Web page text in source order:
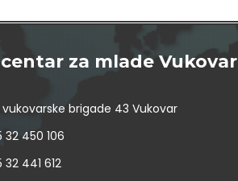
za mlade Vukovar
brigade 43 Vukovar
32 450 106
32 441 612